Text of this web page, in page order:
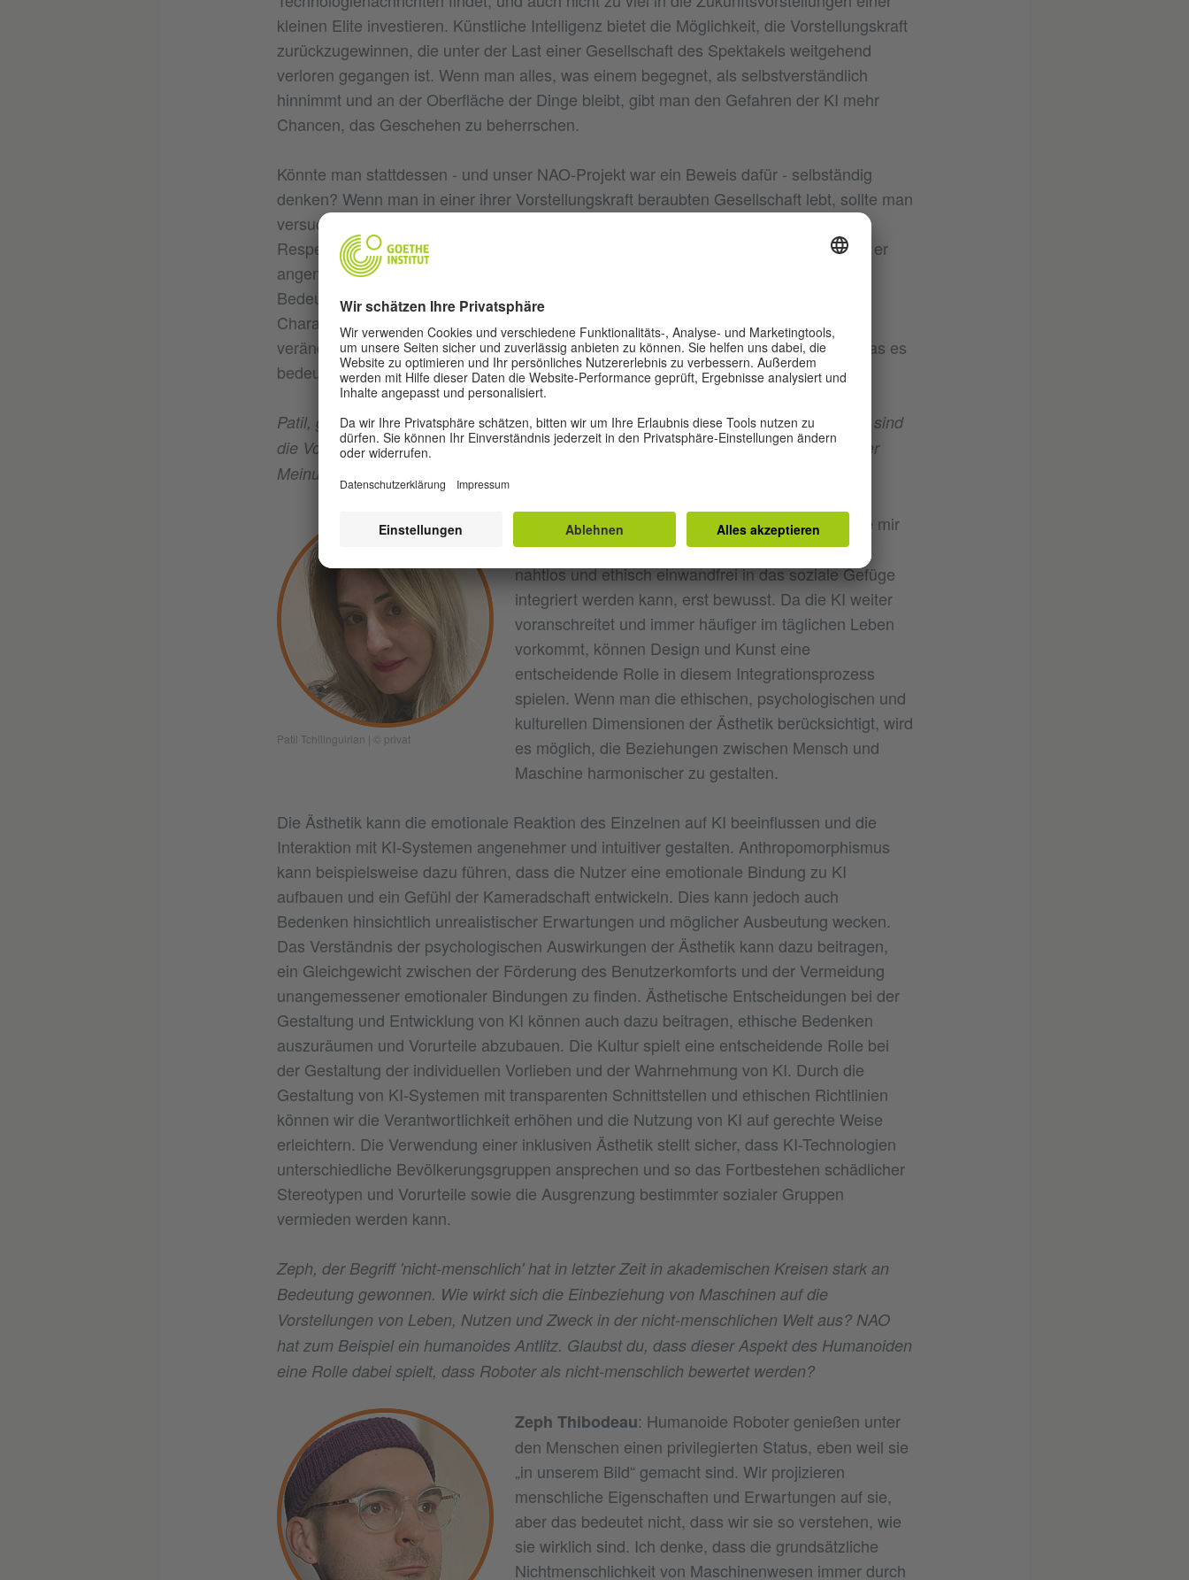
kleinen Elite investieren. Künstliche Intelligenz bietet die Möglichkeit, die Vorstellungskraft
zurückzugewinnen, die unter der Last einer Gesellschaft des Spektakels weitgehend
verloren gegangen ist. Wenn man alles, was einem begegnet, als selbstverständlich
hinnimmt und an der Oberfläche der Dinge bleibt, gibt man den Gefahren der KI mehr
Chancen, das Geschehen zu beherrschen.
Könnte man stattdessen - und unser NAO-Projekt war ein Beweis dafür - selbständig
denken? Wenn man in einer ihrer Vorstellungskraft beraubten Gesellschaft lebt, sollte man
versuchen, der immer näher definierten technologischen Ordnung mit Staunen und
Respekt zu begegenen. NAO ermöglichte es, den Schleier der sozialen Robotik, wie er
angenommen wurde, abzulegen und im Rahmen der Residenz unsere eigenen
Bedeutungen und Erfahrungen zu schaffen, die nicht unbedingt in den normativen
Charakter unserer Zeit passen. NAO hat zwar mein Verständnis des Sozialen nicht
verändert, aber das Projekt gab mir einen Raum, in dem ich ausprobieren konnte, was es
bedeutet, mit anderen Maschinen zu leben.
Patil, glaubst du, dass NAO dein Denken über Design und Kunst beeinflusst hat? Oft sind
die Vorstellungen von Robotern funktional, nicht ästhetisch. Welche Rolle kann deiner
Meinung nach die Ästhetik bei der Integration von KI in die Gesellschaft spielen?
Patil Tchilinguirian | © privat
Patil Tchilinguirian
: Ich glaube, durch NAO wurde mir
die Bedeutung der Frage, wie die Ästhetik von KI
nahtlos und ethisch einwandfrei in das soziale Gefüge
integriert werden kann, erst bewusst. Da die KI weiter
voranschreitet und immer häufiger im täglichen Leben
vorkommt, können Design und Kunst eine
entscheidende Rolle in diesem Integrationsprozess
spielen. Wenn man die ethischen, psychologischen und
kulturellen Dimensionen der Ästhetik berücksichtigt, wird
es möglich, die Beziehungen zwischen Mensch und
Maschine harmonischer zu gestalten.
Die Ästhetik kann die emotionale Reaktion des Einzelnen auf KI beeinflussen und die
Interaktion mit KI-Systemen angenehmer und intuitiver gestalten. Anthropomorphismus
kann beispielsweise dazu führen, dass die Nutzer eine emotionale Bindung zu KI
aufbauen und ein Gefühl der Kameradschaft entwickeln. Dies kann jedoch auch
Bedenken hinsichtlich unrealistischer Erwartungen und möglicher Ausbeutung wecken.
Das Verständnis der psychologischen Auswirkungen der Ästhetik kann dazu beitragen,
ein Gleichgewicht zwischen der Förderung des Benutzerkomforts und der Vermeidung
unangemessener emotionaler Bindungen zu finden. Ästhetische Entscheidungen bei der
Gestaltung und Entwicklung von KI können auch dazu beitragen, ethische Bedenken
auszuräumen und Vorurteile abzubauen. Die Kultur spielt eine entscheidende Rolle bei
der Gestaltung der individuellen Vorlieben und der Wahrnehmung von KI. Durch die
Gestaltung von KI-Systemen mit transparenten Schnittstellen und ethischen Richtlinien
können wir die Verantwortlichkeit erhöhen und die Nutzung von KI auf gerechte Weise
erleichtern. Die Verwendung einer inklusiven Ästhetik stellt sicher, dass KI-Technologien
unterschiedliche Bevölkerungsgruppen ansprechen und so das Fortbestehen schädlicher
Stereotypen und Vorurteile sowie die Ausgrenzung bestimmter sozialer Gruppen
vermieden werden kann.
Zeph, der Begriff 'nicht-menschlich' hat in letzter Zeit in akademischen Kreisen stark an
Bedeutung gewonnen. Wie wirkt sich die Einbeziehung von Maschinen auf die
Vorstellungen von Leben, Nutzen und Zweck in der nicht-menschlichen Welt aus? NAO
hat zum Beispiel ein humanoides Antlitz. Glaubst du, dass dieser Aspekt des Humanoiden
eine Rolle dabei spielt, dass Roboter als nicht-menschlich bewertet werden?
Zeph Thibodeau: Humanoide Roboter genießen unter
den Menschen einen privilegierten Status, eben weil sie
„in unserem Bild“ gemacht sind. Wir projizieren
menschliche Eigenschaften und Erwartungen auf sie,
aber das bedeutet nicht, dass wir sie so verstehen, wie
sie wirklich sind. Ich denke, dass die grundsätzliche
Nichtmenschlichkeit von Maschinenwesen immer durch